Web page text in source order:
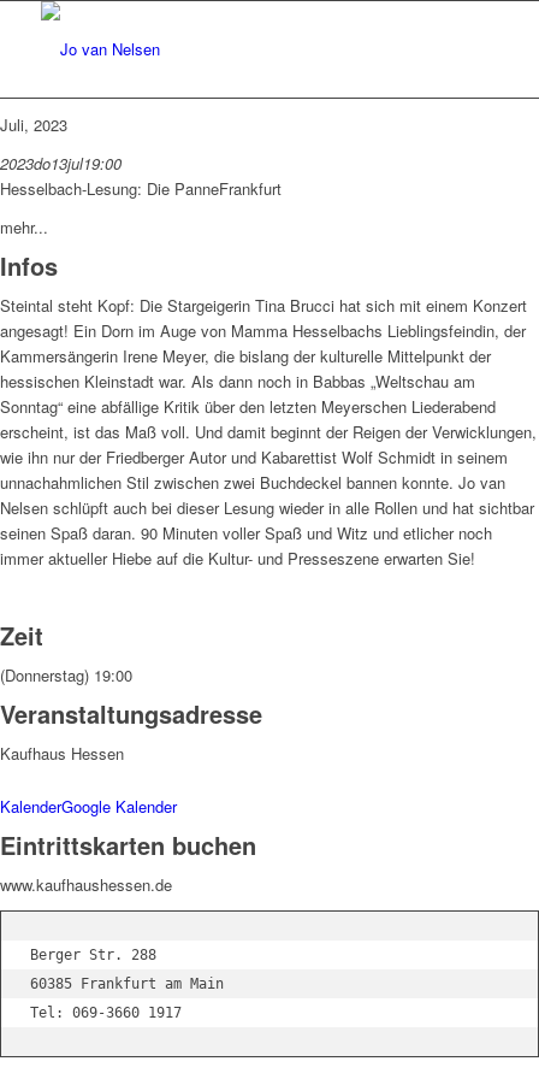
Juli, 2023
2023do13jul19:00
Hesselbach-Lesung: Die PanneFrankfurt
mehr...
Infos
Steintal steht Kopf: Die Stargeigerin Tina Brucci hat sich mit einem Konzert
angesagt! Ein Dorn im Auge von Mamma Hesselbachs Lieblingsfeindin, der
Kammersängerin Irene Meyer, die bislang der kulturelle Mittelpunkt der
hessischen Kleinstadt war. Als dann noch in Babbas „Weltschau am
Sonntag“ eine abfällige Kritik über den letzten Meyerschen Liederabend
erscheint, ist das Maß voll. Und damit beginnt der Reigen der Verwicklungen,
wie ihn nur der Friedberger Autor und Kabarettist Wolf Schmidt in seinem
unnachahmlichen Stil zwischen zwei Buchdeckel bannen konnte. Jo van
Nelsen schlüpft auch bei dieser Lesung wieder in alle Rollen und hat sichtbar
seinen Spaß daran. 90 Minuten voller Spaß und Witz und etlicher noch
immer aktueller Hiebe auf die Kultur- und Presseszene erwarten Sie!
Zeit
(Donnerstag) 19:00
Veranstaltungsadresse
Kaufhaus Hessen
KalenderGoogle Kalender
Eintrittskarten buchen
www.kaufhaushessen.de
Berger Str. 288
60385 Frankfurt am Main
Tel: 069-3660 1917